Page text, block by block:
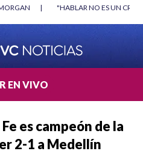
CARTA DE BETO CORAL |
EN VIVO
es campeón de la
2-1 a Medellín